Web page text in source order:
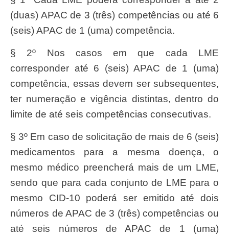
(duas) APAC de 3 (três) competências ou até 6
(seis) APAC de 1 (uma) competência.
§ 2º Nos casos em que cada LME
corresponder até 6 (seis) APAC de 1 (uma)
competência, essas devem ser subsequentes,
ter numeração e vigência distintas, dentro do
limite de até seis competências consecutivas.
§ 3º Em caso de solicitação de mais de 6 (seis)
medicamentos para a mesma doença, o
mesmo médico preencherá mais de um LME,
sendo que para cada conjunto de LME para o
mesmo CID-10 poderá ser emitido até dois
números de APAC de 3 (três) competências ou
até seis números de APAC de 1 (uma)